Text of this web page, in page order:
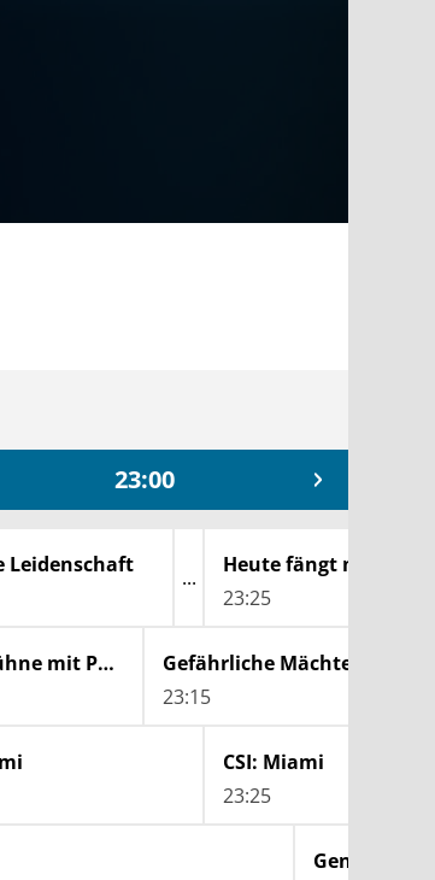
23:00 23:30
Leidenschaft
Heute fängt mein
23:25
Schuld & Sühne mit Paulina Krasa
23:15
CSI: Miami
23:25
Genial